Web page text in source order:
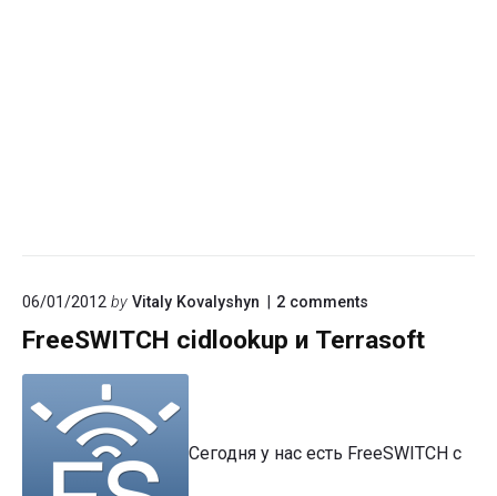
06/01/2012 by Vitaly Kovalyshyn 2 comments
cidlookup
FreeSWITCH cidlookup и Terrasoft
Сегодня у нас есть FreeSWITCH с